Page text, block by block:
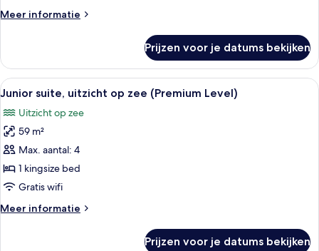
(Premium
laden
Meer informatie
Meer
suite,
uitzicht
op
(Premium
Level
Prijzen voor je datums bekijken
Alle
foto's
voor
Junior
suite,
uitzicht
op
(Premium
Een hotelkamer met twee bedden,
8
Junior suite, uitzicht op zee (Premium Level)
Uitzicht op zee
59 m²
Max. aantal: 4
1 kingsize bed
Gratis wifi
Meer informatie
Meer
Prijzen voor je datums bekijken